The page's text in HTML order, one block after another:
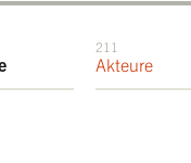
211
Akteure